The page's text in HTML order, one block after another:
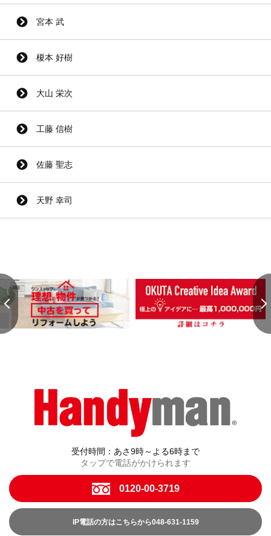
宮本 武
榎本 好樹
大山 栄次
工藤 信樹
佐藤 聖志
天野 幸司
受付時間：あさ9時～よる6時まで
タップで電話がかけられます
0120-00-3719
IP電話の方はこちらから048-631-1159